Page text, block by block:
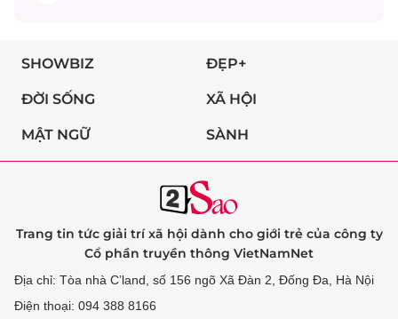
SHOWBIZ ĐẸP+
ĐỜI SỐNG XÃ HỘI
MẬT NGỮ SÀNH
Trang tin tức giải trí xã hội dành cho giới trẻ của công ty
Cổ phần truyền thông VietNamNet
Địa chỉ: Tòa nhà C’land, số 156 ngõ Xã Đàn 2, Đống Đa, Hà Nội
Điện thoại: 094 388 8166